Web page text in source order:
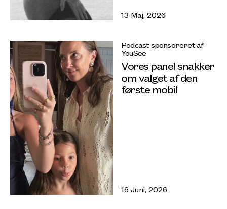
13 Maj, 2026
Podcast sponsoreret af
YouSee
Vores panel snakker
om valget af den
første mobil
16 Juni, 2026